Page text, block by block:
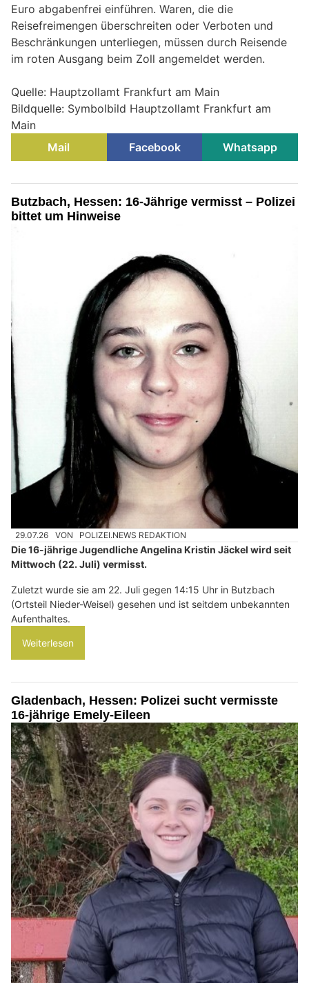
Euro abgabenfrei einführen. Waren, die die
Reisefreimengen überschreiten oder Verboten und
Beschränkungen unterliegen, müssen durch Reisende
im roten Ausgang beim Zoll angemeldet werden.
Quelle: Hauptzollamt Frankfurt am Main
Bildquelle: Symbolbild Hauptzollamt Frankfurt am
Main
Mail
Facebook Whatsapp
Butzbach, Hessen: 16-Jährige vermisst – Polizei
bittet um Hinweise
29.07.26 VON POLIZEI.NEWS REDAKTION
Die 16-jährige Jugendliche Angelina Kristin Jäckel wird seit
Mittwoch (22. Juli) vermisst.
Zuletzt wurde sie am 22. Juli gegen 14:15 Uhr in Butzbach
(Ortsteil Nieder-Weisel) gesehen und ist seitdem unbekannten
Aufenthaltes.
Weiterlesen
Gladenbach, Hessen: Polizei sucht vermisste
16-jährige Emely-Eileen